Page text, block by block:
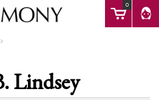
0
Lindsey